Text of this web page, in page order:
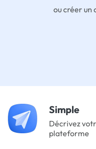
oucréer un
Simple
Décrivez
plateforme